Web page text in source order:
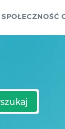
SPOŁECZNOŚĆ